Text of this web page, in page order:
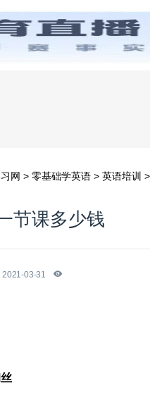
首页
网 > 零基础学英语 > 英语培训 >
节课多少钱
2021-03-31